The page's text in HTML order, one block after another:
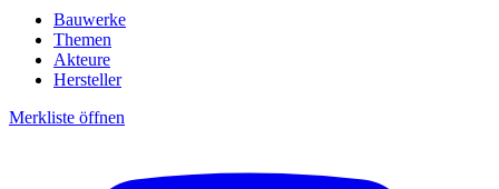
Bauwerke
Themen
Akteure
Hersteller
Merkliste öffnen